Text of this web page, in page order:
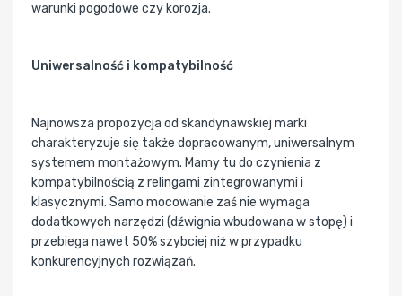
warunki pogodowe czy korozja.
Uniwersalność i kompatybilność
Najnowsza propozycja od skandynawskiej marki
charakteryzuje się także dopracowanym, uniwersalnym
systemem montażowym. Mamy tu do czynienia z
kompatybilnością z relingami zintegrowanymi i
klasycznymi. Samo mocowanie zaś nie wymaga
dodatkowych narzędzi (dźwignia wbudowana w stopę) i
przebiega nawet 50% szybciej niż w przypadku
konkurencyjnych rozwiązań.